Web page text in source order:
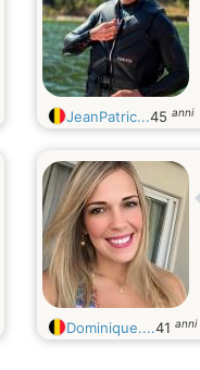
JeanPatric...45 anni
Dominique....41 anni